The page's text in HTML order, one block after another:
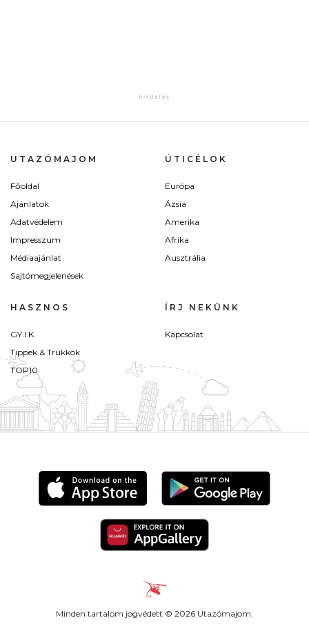
UTAZÓMAJOM
Főoldal
Ajánlatok
Adatvédelem
Impresszum
Médiaajánlat
Sajtómegjelenések
ÚTICÉLOK
Európa
Ázsia
Amerika
Afrika
Ausztrália
HASZNOS
GY.I.K.
Tippek & Trükkök
TOP10
ÍRJ NEKÜNK
Kapcsolat
Minden tartalom jogvédett © 2026 Utazómajom.